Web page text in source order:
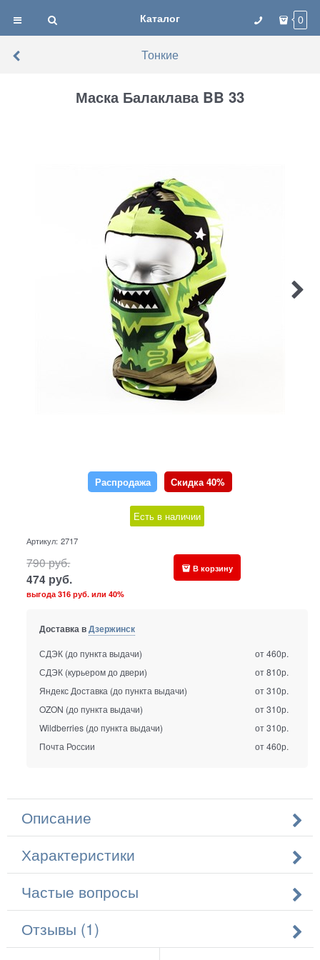
Каталог 0
Тонкие
Маска Балаклава BB 33
Распродажа Скидка 40%
Есть в наличии
Артикул: 2717
790руб.
474 руб.
выгода316 руб. или40%
В корзину
Доставка вДзержинск
СДЭК (до пункта выдачи)
от 460р.
СДЭК (курьером до двери)
от 810р.
Яндекс Доставка (до пункта выдачи)
от 310р.
OZON (до пункта выдачи)
от 310р.
Wildberries (до пункта выдачи)
от 310р.
Почта России
от 460р.
Описание
Характеристики
Частые вопросы
Отзывы (1)